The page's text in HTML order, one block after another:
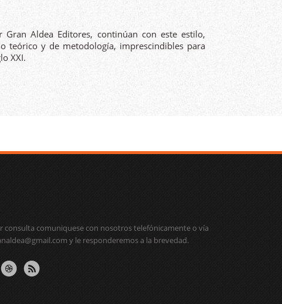
Aldea Editores, continúan con este estilo,
teórico y de metodología, imprescindibles para
XXI.
consulta comuniquese con nosotros telefónicamente o vía
y le responderemos a la brevedad.